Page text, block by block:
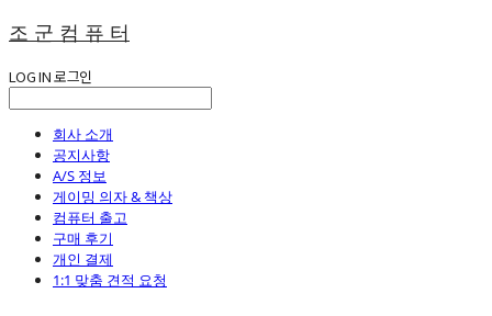
조 군 컴 퓨 터
LOG IN로그인
회사 소개
공지사항
A/S 정보
게이밍 의자 & 책상
컴퓨터 출고
구매 후기
개인 결제
1:1 맞춤 견적 요청